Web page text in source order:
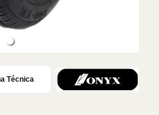
Técnica